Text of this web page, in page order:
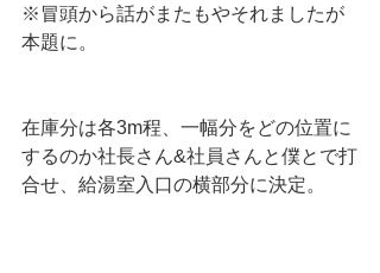
※冒頭から話がまたもやそれましたが
本題に。
在庫分は各3m程、一幅分をどの位置に
するのか社長さん&社員さんと僕とで打
合せ、給湯室入口の横部分に決定。